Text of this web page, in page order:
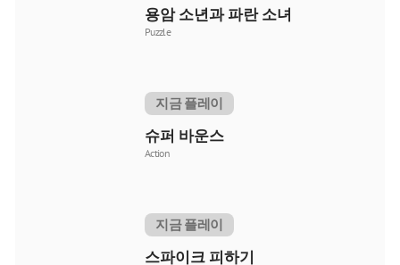
용암 소년과 파란 소녀
Puzzle
지금 플레이
슈퍼 바운스
Action
지금 플레이
스파이크 피하기